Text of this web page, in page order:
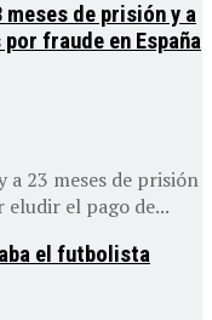
meses de prisión y a
fraude en España
a 23 meses de prisión
eludir el pago de...
el futbolista